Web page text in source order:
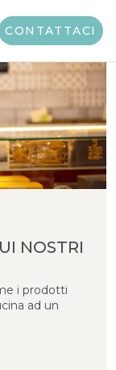
CONTATTACI
NOSTRI
i prodotti
ad un